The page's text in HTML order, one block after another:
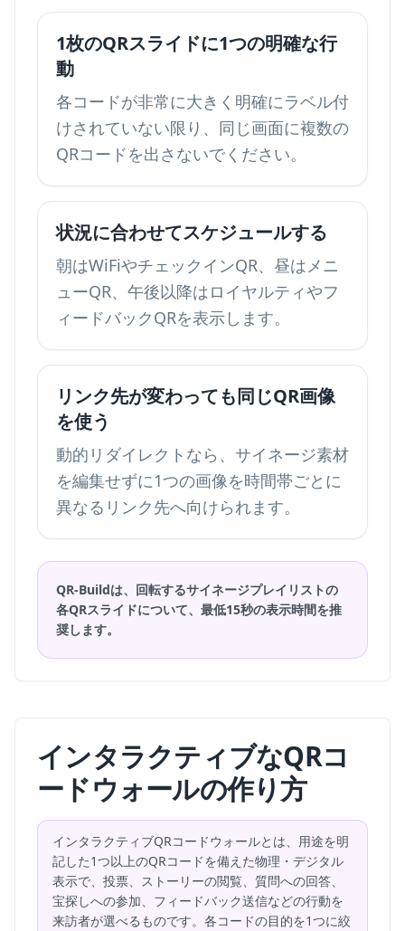
1枚のQRスライドに1つの明確な行
動
各コードが非常に大きく明確にラベル付
けされていない限り、同じ画面に複数の
QRコードを出さないでください。
状況に合わせてスケジュールする
朝はWiFiやチェックインQR、昼はメニ
ューQR、午後以降はロイヤルティやフ
ィードバックQRを表示します。
リンク先が変わっても同じQR画像
を使う
動的リダイレクトなら、サイネージ素材
を編集せずに1つの画像を時間帯ごとに
異なるリンク先へ向けられます。
QR-Buildは、回転するサイネージプレイリストの
各QRスライドについて、最低15秒の表示時間を推
奨します。
インタラクティブなQRコ
ードウォールの作り方
インタラクティブQRコードウォールとは、用途を明
記した1つ以上のQRコードを備えた物理・デジタル
表示で、投票、ストーリーの閲覧、質問への回答、
宝探しへの参加、フィードバック送信などの行動を
来訪者が選べるものです。各コードの目的を1つに絞